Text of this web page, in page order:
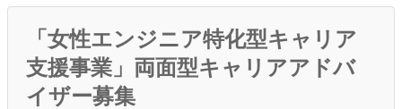
「女性エンジニア特化型キャリア
支援事業」両面型キャリアアドバ
イザー募集